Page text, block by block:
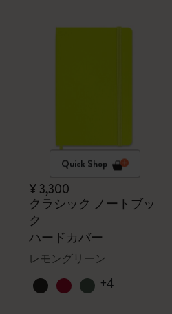
Quick Shop
¥ 3,300
クラシック ノートブッ
ク
ハードカバー
レモングリーン
+4